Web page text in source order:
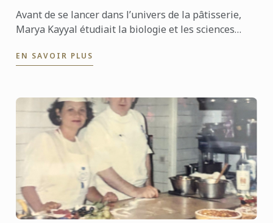
Avant de se lancer dans l’univers de la pâtisserie,
Marya Kayyal étudiait la biologie et les sciences
EN SAVOIR PLUS